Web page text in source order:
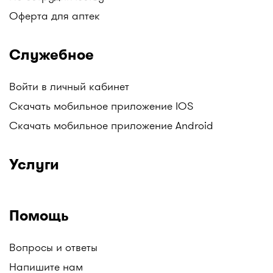
Оферта для аптек
Служебное
Войти в личный кабинет
Скачать мобильное приложение IOS
Скачать мобильное приложение Android
Услуги
Помощь
Вопросы и ответы
Напишите нам